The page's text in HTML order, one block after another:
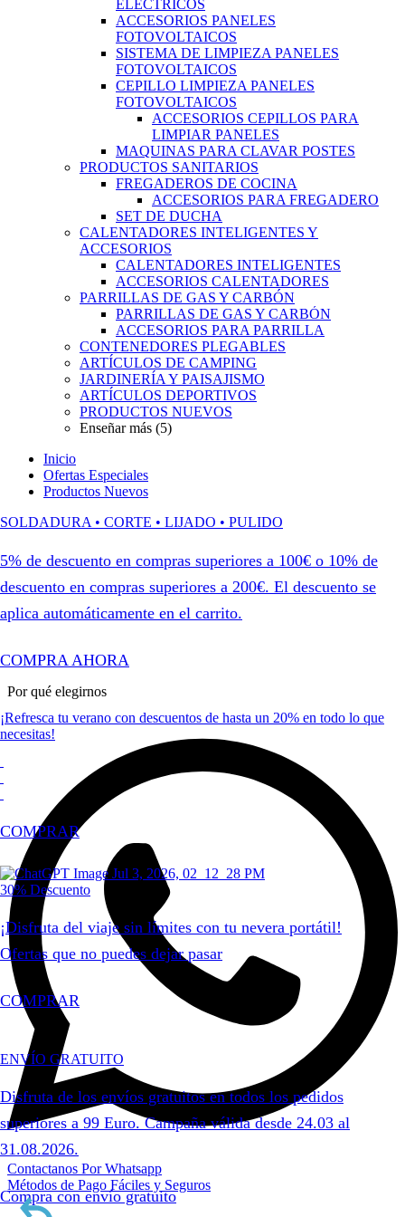
ELÉCTRICOS
ACCESORIOS PANELES
FOTOVOLTAICOS
SISTEMA DE LIMPIEZA PANELES
FOTOVOLTAICOS
CEPILLO LIMPIEZA PANELES
FOTOVOLTAICOS
ACCESORIOS CEPILLOS PARA
LIMPIAR PANELES
MAQUINAS PARA CLAVAR POSTES
PRODUCTOS SANITARIOS
FREGADEROS DE COCINA
ACCESORIOS PARA FREGADERO
SET DE DUCHA
CALENTADORES INTELIGENTES Y
ACCESORIOS
CALENTADORES INTELIGENTES
ACCESORIOS CALENTADORES
PARRILLAS DE GAS Y CARBÓN
PARRILLAS DE GAS Y CARBÓN
ACCESORIOS PARA PARRILLA
CONTENEDORES PLEGABLES
ARTÍCULOS DE CAMPING
JARDINERÍA Y PAISAJISMO
ARTÍCULOS DEPORTIVOS
PRODUCTOS NUEVOS
Enseñar más (5)
Inicio
Ofertas Especiales
Productos Nuevos
SOLDADURA • CORTE • LIJADO • PULIDO
5% de descuento en compras superiores a 100€ o 10% de
descuento en compras superiores a 200€. El descuento se
aplica automáticamente en el carrito.
COMPRA AHORA
¡Refresca tu verano con descuentos de hasta un 20% en todo lo que
necesitas!
COMPRAR
30% Descuento
¡Disfruta del viaje sin límites con tu nevera portátil!
Ofertas que no puedes dejar pasar
COMPRAR
ENVÍO GRATUITO
Disfruta de los envíos gratuitos en todos los pedidos
superiores a 99 Euro. Campaña válida desde 24.03 al
31.08.2026.
Compra con envío gratuito
Por qué elegirnos
Contactanos Por Whatsapp
Métodos de Pago Fáciles y Seguros